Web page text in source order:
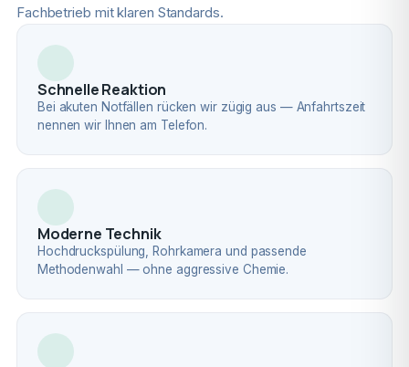
Fachbetrieb mit klaren Standards.
Schnelle Reaktion
Bei akuten Notfällen rücken wir zügig aus — Anfahrtszeit
nennen wir Ihnen am Telefon.
Moderne Technik
Hochdruckspülung, Rohrkamera und passende
Methodenwahl — ohne aggressive Chemie.